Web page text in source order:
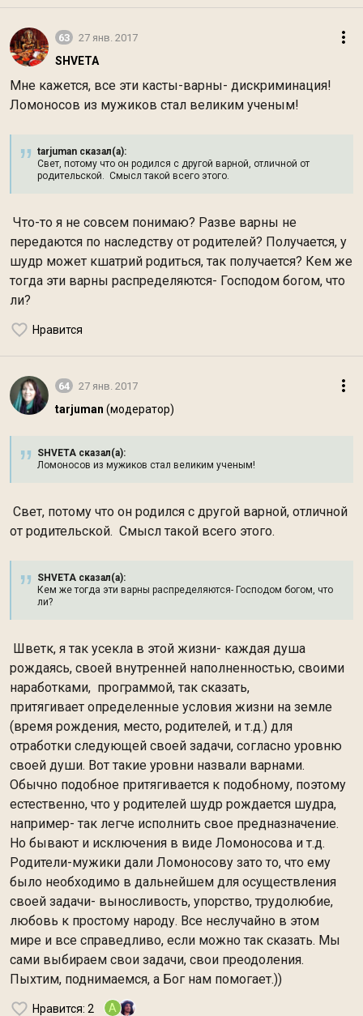
63 27 янв. 2017
SHVETA
Мне кажется, все эти касты-варны- дискриминация!
Ломоносов из мужиков стал великим ученым!
tarjuman сказал(а):
Свет, потому что он родился с другой варной, отличной от
родительской. Смысл такой всего этого.
Что-то я не совсем понимаю? Разве варны не
передаются по наследству от родителей? Получается, у
шудр может кшатрий родиться, так получается? Кем же
тогда эти варны распределяются- Господом богом, что
ли?
Нравится
64 27 янв. 2017
tarjuman (модератор)
SHVETA сказал(а):
Ломоносов из мужиков стал великим ученым!
Свет, потому что он родился с другой варной, отличной
от родительской. Смысл такой всего этого.
SHVETA сказал(а):
Кем же тогда эти варны распределяются- Господом богом, что
ли?
Шветк, я так усекла в этой жизни- каждая душа
рождаясь, своей внутренней наполненностью, своими
наработками, программой, так сказать,
притягивает определенные условия жизни на земле
(время рождения, место, родителей, и т.д.) для
отработки следующей своей задачи, согласно уровню
своей души. Вот такие уровни назвали варнами.
Обычно подобное притягивается к подобному, поэтому
естественно, что у родителей шудр рождается шудра,
например- так легче исполнить свое предназначение.
Но бывают и исключения в виде Ломоносова и т.д.
Родители-мужики дали Ломоносову зато то, что ему
было необходимо в дальнейшем для осуществления
своей задачи- выносливость, упорство, трудолюбие,
любовь к простому народу. Все неслучайно в этом
мире и все справедливо, если можно так сказать. Мы
сами выбираем свои задачи, свои преодоления.
Пыхтим, поднимаемся, а Бог нам помогает.))
Нравится: 2 A